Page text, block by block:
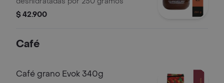
$ 42.900
Café
Café grano Evok 340g